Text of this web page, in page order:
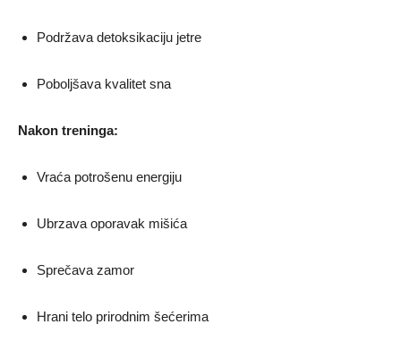
Podržava detoksikaciju jetre
Poboljšava kvalitet sna
Nakon treninga:
Vraća potrošenu energiju
Ubrzava oporavak mišića
Sprečava zamor
Hrani telo prirodnim šećerima